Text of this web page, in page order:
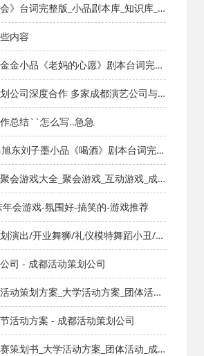
》台词完整版_小品剧本库_知识库_
划网_方案网_文案网_文档网
内容
金小品《老妈的心愿》剧本台词完整
识库_成都活动公司网_策划网_方案网
公司深度合作 多家成都演艺公司与
提升成都节目演出质量与创意
总结``怎么写..急急
东刘子墨小品《喝酒》剧本台词完整
识库_成都活动公司网_策划网_方案网
会游戏大全_聚会游戏_互动游戏_成
会游戏-氛围好-搞笑的-游戏推荐
演出/开业舞狮/礼仪模特舞蹈小丑/派
司 - 成都活动策划公司
动策划方案_大学活动方案_团体活动
策划网_方案网_文案网_文档网
活动方案 - 成都活动策划公司
策划书_大学活动方案_团体活动_成